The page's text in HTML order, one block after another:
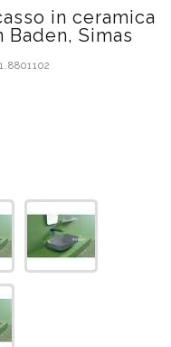
in ceramica
Baden, Simas